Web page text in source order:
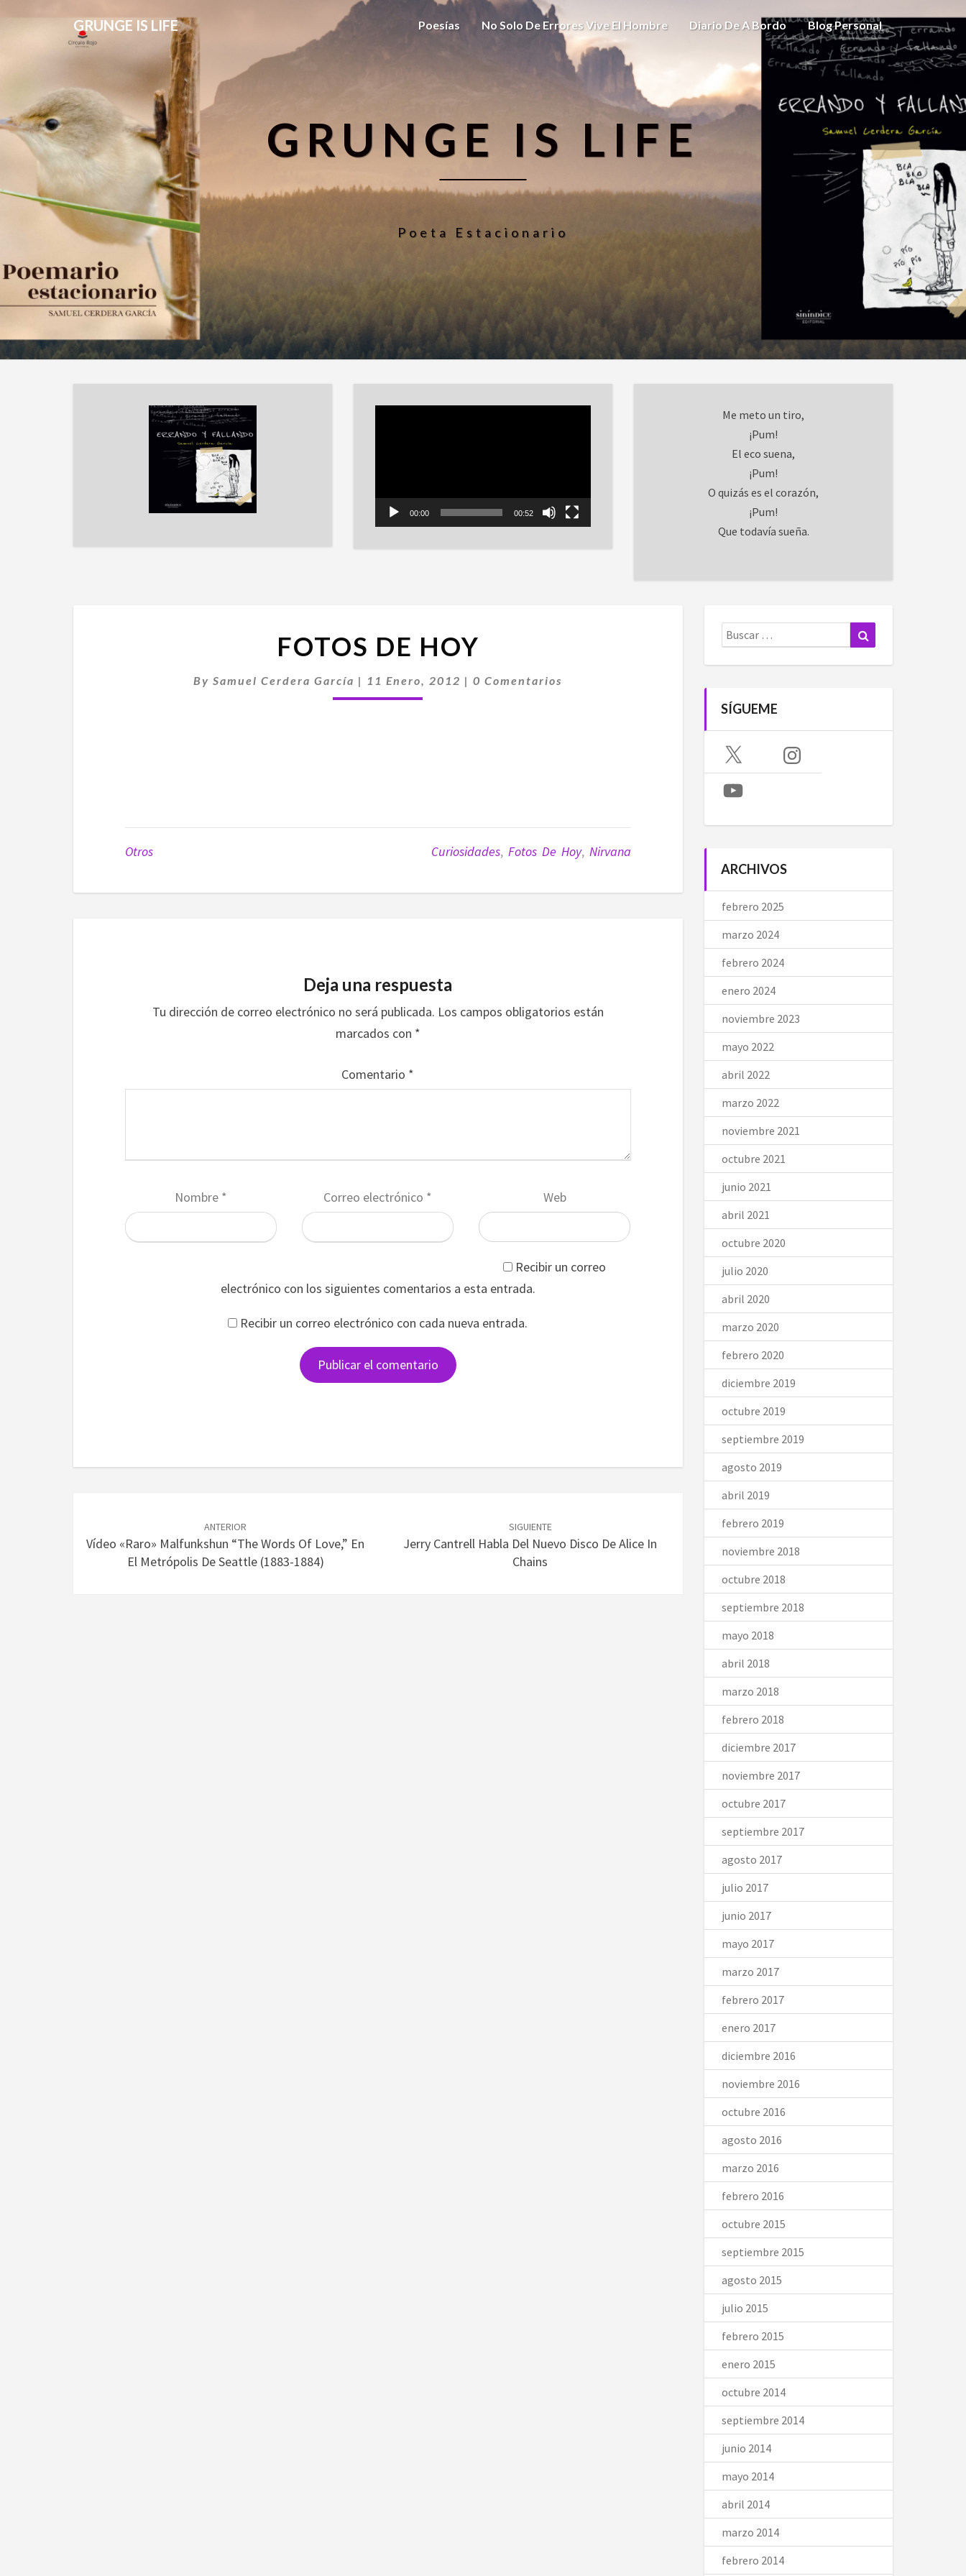
GRUNGE IS LIFE Poesías No Solo De Errores Vive El Hombre Diario De A Bordo Blog Personal
GRUNGE IS LIFE
Poeta Estacionario
00:00 00:52
Me meto un tiro,
¡Pum!
El eco suena,
¡Pum!
O quizás es el corazón,
¡Pum!
Que todavía sueña.
DE
FOTOS DE HOY
BySamuel Cerdera García | 11 Enero, 2012 |Comentarios
0 Comentarios
Otros Curiosidades, Fotos De Hoy, Nirvana
Deja una respuesta
Tu dirección de correo electrónico no será publicada. Los campos obligatorios están
marcados con *
Comentario *
Nombre * Correo electrónico * Web
Recibir un correo
electrónico con los siguientes comentarios a esta entrada.
Recibir un correo electrónico con cada nueva entrada.
entradas
ANTERIOR
Vídeo «raro» Malfunkshun “The Words Of Love,” En
El Metrópolis De Seattle (1883-1884)
SIGUIENTE
Jerry Cantrell Habla Del Nuevo Disco De Alice In
Chains
Buscar:
SÍGUEME
X Instagram
YouTube
ARCHIVOS
febrero 2025
marzo 2024
febrero 2024
enero 2024
noviembre 2023
mayo 2022
abril 2022
marzo 2022
noviembre 2021
octubre 2021
junio 2021
abril 2021
octubre 2020
julio 2020
abril 2020
marzo 2020
febrero 2020
diciembre 2019
octubre 2019
septiembre 2019
agosto 2019
abril 2019
febrero 2019
noviembre 2018
octubre 2018
septiembre 2018
mayo 2018
abril 2018
marzo 2018
febrero 2018
diciembre 2017
noviembre 2017
octubre 2017
septiembre 2017
agosto 2017
julio 2017
junio 2017
mayo 2017
marzo 2017
febrero 2017
enero 2017
diciembre 2016
noviembre 2016
octubre 2016
agosto 2016
marzo 2016
febrero 2016
octubre 2015
septiembre 2015
agosto 2015
julio 2015
febrero 2015
enero 2015
octubre 2014
septiembre 2014
junio 2014
mayo 2014
abril 2014
marzo 2014
febrero 2014